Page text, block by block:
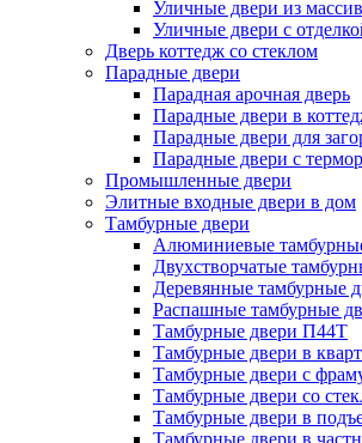
Уличные двери из
Уличные двери с
Дверь коттедж со стеклом
Парадные двери
Парадная арочная дверь
Парадные двери в
Парадные двери для
Парадные двери с
Промышленные двери
Элитные входные двери в дом
Тамбурные двери
Алюминиевые
Двухстворчатые
Деревянные тамбурные
Распашные тамбурные
Тамбурные двери П44Т
Тамбурные двери в
Тамбурные двери с
Тамбурные двери со
Тамбурные двери в
Тамбурные двери в